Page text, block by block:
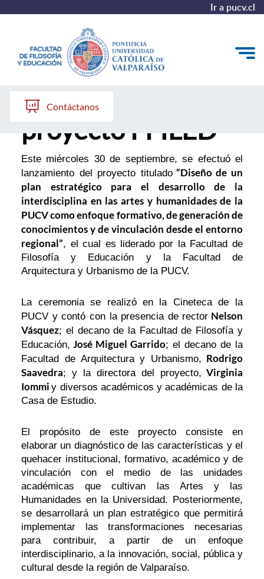
Ir a pucv.cl
Quiénes somos
Líneas de trabajo 2025-2028
Proyecto Conocimientos 2030
Reportes
Contáctanos
Ceremonia del
proyecto FFILED
Este miércoles 30 de septiembre, se efectuó el
lanzamiento del proyecto titulado “Diseño de un
plan estratégico para el desarrollo de la
interdisciplina en las artes y humanidades de la
PUCV como enfoque formativo, de generación de
conocimientos y de vinculación desde el entorno
regional”, el cual es liderado por la Facultad de
Filosofía y Educación y la Facultad de
Arquitectura y Urbanismo de la PUCV.
La ceremonia se realizó en la Cineteca de la
PUCV y contó con la presencia de rector Nelson
Vásquez; el decano de la Facultad de Filosofía y
Educación, José Miguel Garrido; el decano de la
Facultad de Arquitectura y Urbanismo, Rodrigo
Saavedra; y la directora del proyecto, Virginia
Iommi y diversos académicos y académicas de la
Casa de Estudio.
El propósito de este proyecto consiste en
elaborar un diagnóstico de las características y el
quehacer institucional, formativo, académico y de
vinculación con el medio de las unidades
académicas que cultivan las Artes y las
Humanidades en la Universidad. Posteriormente,
se desarrollará un plan estratégico que permitirá
implementar las transformaciones necesarias
para contribuir, a partir de un enfoque
interdisciplinario, a la innovación, social, pública y
cultural desde la región de Valparaíso.